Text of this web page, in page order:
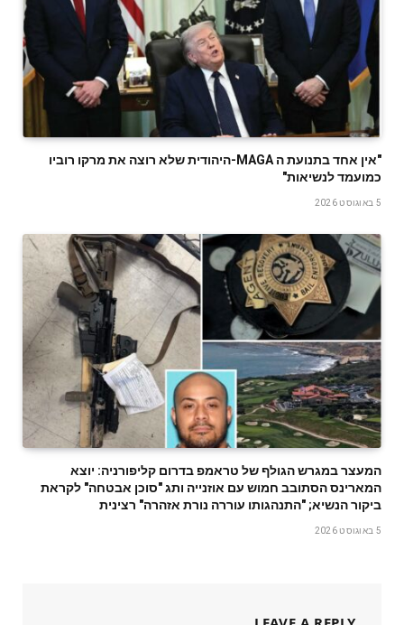
‬כמועמד‭ ‬לנשיאות‭"‬
5 באוגוסט 2026
המעצר במגרש הגולף של טראמפ בדרום קליפורניה: יוצא
המארינס הסתובב חמוש עם אוזנייה ותג "סוכן אבטחה" לקראת
ביקור הנשיא; "התנהגותו עוררה נורת אזהרה" רצינית
5 באוגוסט 2026